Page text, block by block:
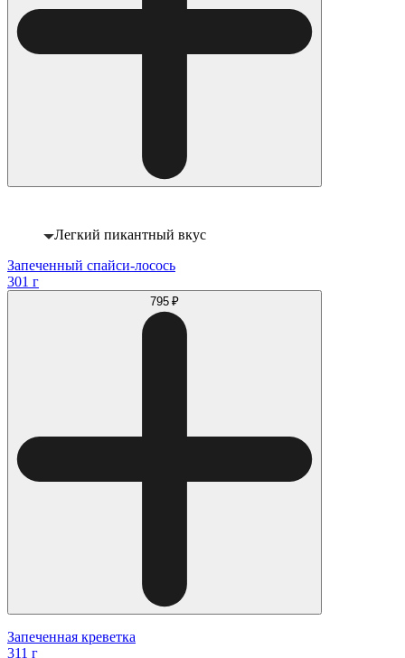
Легкий пикантный вкус
Запеченный спайси-лосось
301 г
795 ₽
Запеченная креветка
311 г